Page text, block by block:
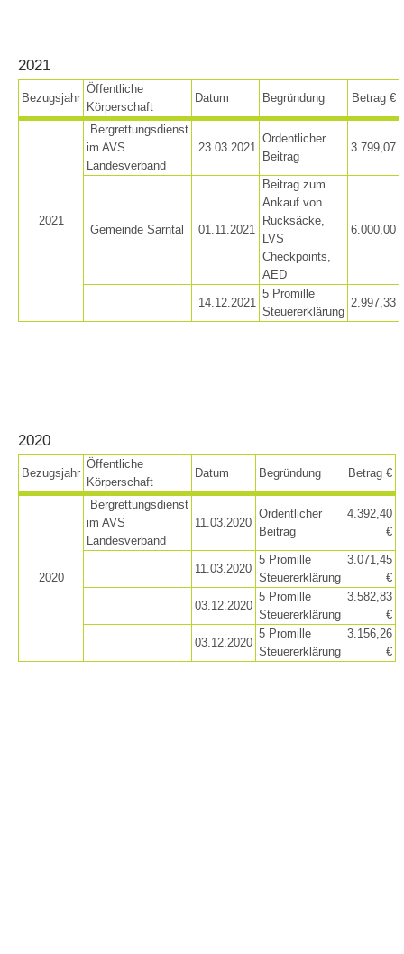
2021
Bezugsjahr
Öffentliche
Körperschaft
Datum Begründung Betrag €
2021
Bergrettungsdienst
im AVS
Landesverband
23.03.2021
Ordentlicher
Beitrag
3.799,07
Gemeinde Sarntal 01.11.2021
Beitrag zum
Ankauf von
Rucksäcke,
LVS
Checkpoints,
AED
6.000,00
14.12.2021
5 Promille
Steuererklärung
2.997,33
2020
Bezugsjahr
Öffentliche
Körperschaft
Datum Begründung Betrag €
2020
Bergrettungsdienst
im AVS
Landesverband
11.03.2020
Ordentlicher
Beitrag
4.392,40
€
11.03.2020
5 Promille
Steuererklärung
3.071,45
€
03.12.2020
5 Promille
Steuererklärung
3.582,83
€
03.12.2020
5 Promille
Steuererklärung
3.156,26
€